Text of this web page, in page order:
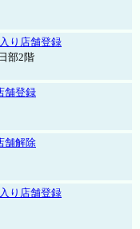
り店舗登録
部2階
舗登録
舗解除
り店舗登録